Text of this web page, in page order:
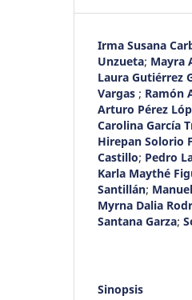
Irma Susana
Unzueta; Mayra
Laura Gutiérrez
Vargas ; Ramón
Arturo Pérez
Carolina García
Hirepan Solorio
Castillo; Pedro
Karla Maythé
Santillán;
Myrna Dalia
Santana Garza;
Sinopsis